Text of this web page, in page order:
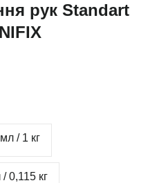
рук Standart
/ 1 кг
0,115 кг